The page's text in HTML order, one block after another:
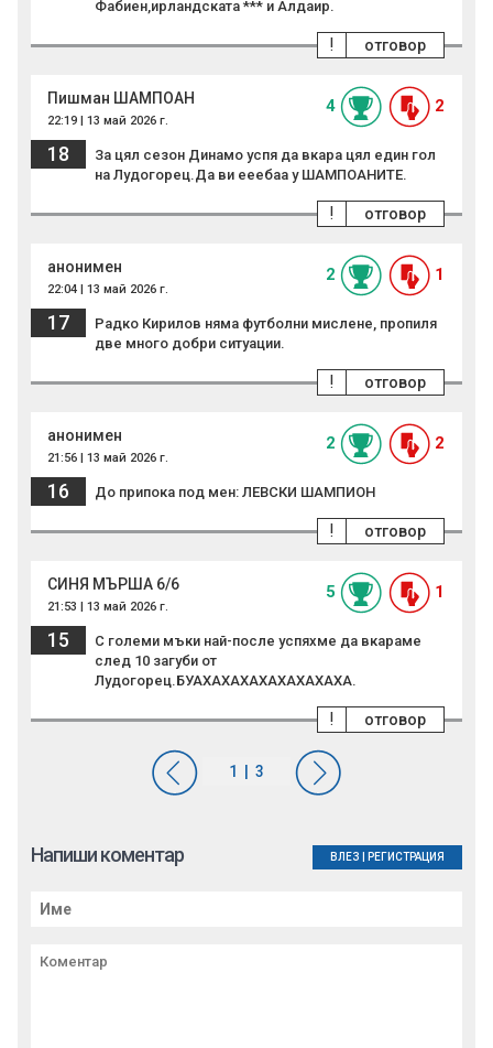
Фабиен,ирландската *** и Алдаир.
отговор
!
Пишман ШАМПОАН
22:19 | 13 май 2026 г.
4 2
18
За цял сезон Динамо успя да вкара цял един гол
на Лудогорец.Да ви ееебаа у ШАМПОАНИТЕ.
отговор
!
анонимен
22:04 | 13 май 2026 г.
2 1
17
Радко Кирилов няма футболни мислене, пропиля
две много добри ситуации.
отговор
!
анонимен
21:56 | 13 май 2026 г.
2 2
16 До припока под мен: ЛЕВСКИ ШАМПИОН
отговор
!
СИНЯ МЪРША 6/6
21:53 | 13 май 2026 г.
5 1
15
С големи мъки най-после успяхме да вкараме
след 10 загуби от
Лудогорец.БУАХАХАХАХАХАХАХАХА.
отговор
!
Напиши коментар ВЛЕЗ РЕГИСТРАЦИЯ